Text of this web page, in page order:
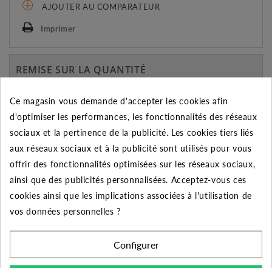
AJOUTER AU COMPARATEUR
Imprimer
REMISE SUR LA QUANTITÉ
Quantité Vous économisez
5 2% Jusqu'à 0,18 €
50 10% Jusqu'à 9,10 €
DESCRIPTION DU PRODUIT
Ce magasin vous demande d'accepter les cookies afin
d'optimiser les performances, les fonctionnalités des réseaux
sociaux et la pertinence de la publicité. Les cookies tiers liés
aux réseaux sociaux et à la publicité sont utilisés pour vous
offrir des fonctionnalités optimisées sur les réseaux sociaux,
ainsi que des publicités personnalisées. Acceptez-vous ces
cookies ainsi que les implications associées à l'utilisation de
vos données personnelles ?
Configurer